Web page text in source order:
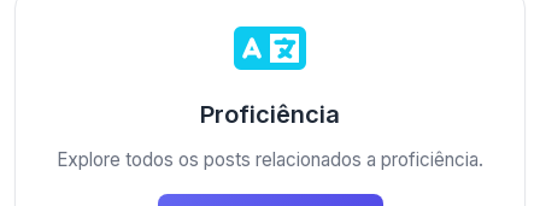
Proficiência
Explore todos os posts relacionados a proficiência.